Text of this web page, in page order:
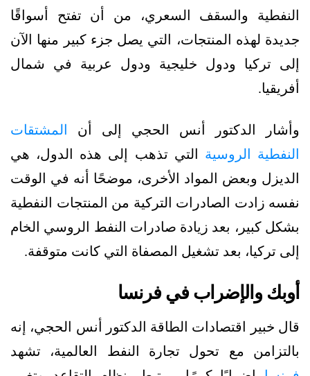
النفطية والسقف السعري، من أن تفتح أسواقًا
جديدة لهذه المنتجات، التي يصل جزء كبير منها الآن
إلى تركيا ودول خليجية ودول عربية في شمال
أفريقيا.
وأشار الدكتور أنس الحجي إلى أن
المشتقات
النفطية الروسية التي تذهب إلى هذه الدول، هي
الديزل وبعض المواد الأخرى، موضحًا أنه في الوقت
نفسه زادت الصادرات التركية من المنتجات النفطية
بشكل كبير، بعد زيادة صادرات النفط الروسي الخام
إلى تركيا، بعد تشغيل المصفاة التي كانت متوقفة.
أوبك والإضراب في فرنسا
قال خبير اقتصادات الطاقة الدكتور أنس الحجي، إنه
بالتزامن مع تحول تجارة النفط العالمية، تشهد